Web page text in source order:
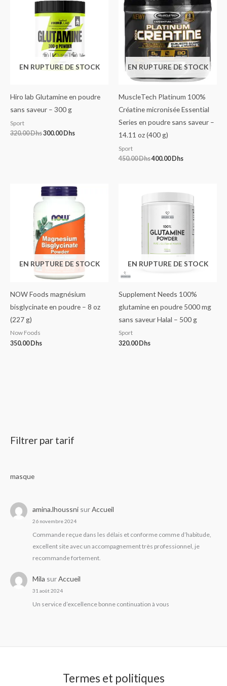
Filtrer par tarif
masque
amina.lhoussni surAccueil
26 novembre 2024
Commande reçue dans les délais et conforme comme d’habitude,
excellent site avec un accompagnement très professionnel, je
recommande fortement.
Mila surAccueil
31 août 2024
Un service d’excellence bonne continuation à vous
EN RUPTURE DE STOCK
Hiro lab Glutamine en poudre
sans saveur – 300 g
Sport
320.00Dhs
était :
320.00 Dhs.
300.00 Dhs
est :
300.00 Dhs.
EN RUPTURE DE STOCK
MuscleTech Platinum 100%
Créatine micronisée Essential
Series en poudre sans saveur –
14.11 oz (400 g)
Sport
450.00Dhs
initial
était :
450.00 Dhs.
400.00 Dhs
actuel
est :
400.00 Dhs.
EN RUPTURE DE STOCK
NOW Foods magnésium
bisglycinate en poudre – 8 oz
(227 g)
Now Foods
350.00 Dhs
EN RUPTURE DE STOCK
Supplement Needs 100%
glutamine en poudre 5000 mg
sans saveur Halal – 500 g
Sport
320.00 Dhs
Termes et politiques